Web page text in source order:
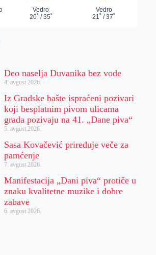
Deo naselja Duvanika bez vode
4. avgust 2026.
Iz Gradske bašte ispraćeni pozivari
koji besplatnim pivom ulicama
grada pozivaju na 41. „Dane piva“
5. avgust 2026.
Sasa Kovačević priređuje veče za
pamćenje
7. avgust 2026.
Manifestacija „Dani piva“ protiče u
znaku kvalitetne muzike i dobre
zabave
6. avgust 2026.